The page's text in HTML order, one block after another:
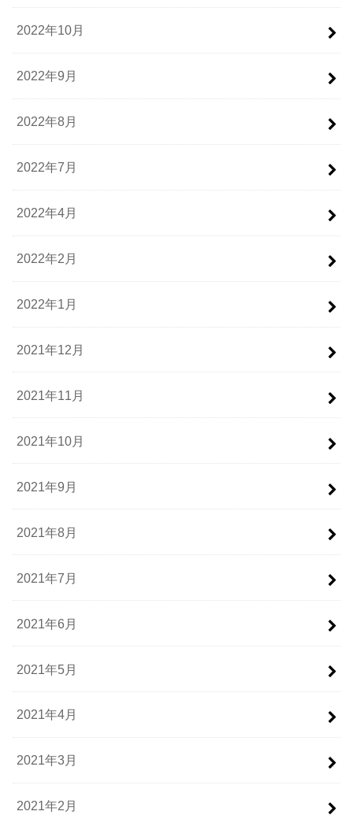
2022年10月
2022年9月
2022年8月
2022年7月
2022年4月
2022年2月
2022年1月
2021年12月
2021年11月
2021年10月
2021年9月
2021年8月
2021年7月
2021年6月
2021年5月
2021年4月
2021年3月
2021年2月